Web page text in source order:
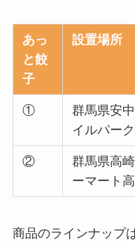
あっ
と餃
子
設置場所
①
群馬県安
イルパー
②
群馬県高
ーマート
商品のラインナップ